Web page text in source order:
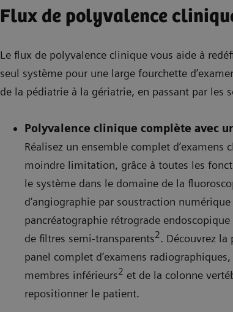
Flux de polyvalence
Le flux de polyvalence clinique vous aide à
seul système pour une large fourchette
de la pédiatrie à la gériatrie, en passant par les
Polyvalence clinique complète avec
Réalisez un ensemble complet d’examens
moindre limitation, grâce à toutes les
le système dans le domaine de la
d’angiographie par soustraction
pancréatographie rétrograde endoscopique
de filtres semi-transparents2. Découvrez la
panel complet d’examens
membres inférieurs2 et de la colonne
repositionner le patient.